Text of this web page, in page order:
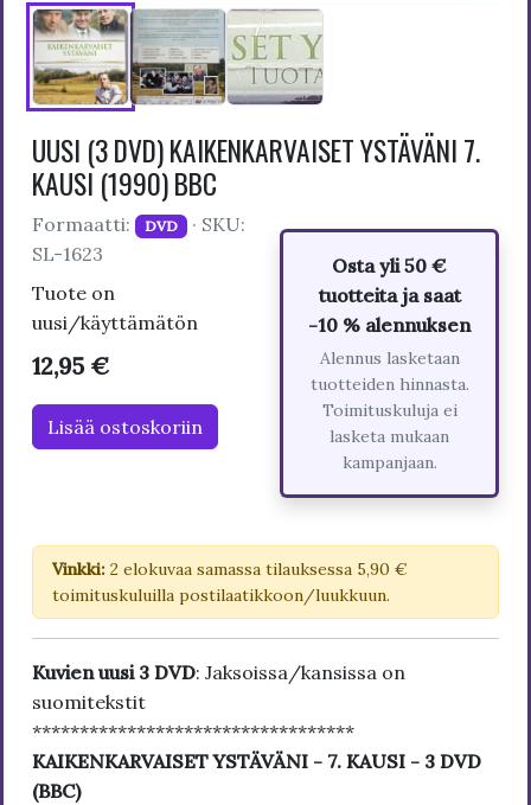
UUSI (3 DVD) KAIKENKARVAISET YSTÄVÄNI 7.
KAUSI (1990) BBC
Formaatti: DVD · SKU:
SL-1623
Tuote on
uusi/käyttämätön
12,95 €
Lisää ostoskoriin
Osta yli 50 €
tuotteita ja saat
-10 % alennuksen
Alennus lasketaan
tuotteiden hinnasta.
Toimituskuluja ei
lasketa mukaan
kampanjaan.
Vinkki: 2 elokuvaa samassa tilauksessa 5,90 €
toimituskuluilla postilaatikkoon/luukkuun.
Kuvien uusi 3 DVD: Jaksoissa/kansissa on
suomitekstit
**********************************
KAIKENKARVAISET YSTÄVÄNI - 7. KAUSI - 3 DVD
(BBC)